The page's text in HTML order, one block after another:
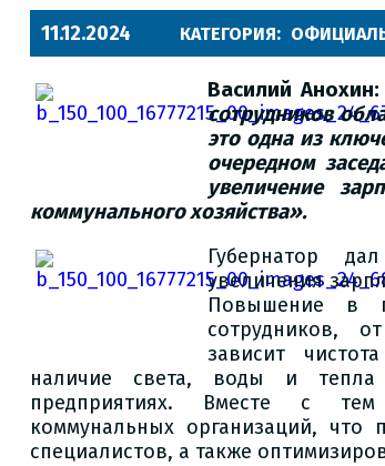
11.12.2024 КАТЕГОРИЯ:
Василий Анохин:
сотрудников
это одна из
очередном
увеличение
коммунального хозяйства».
Губернатор
увеличения
Повышение в
сотрудников,
зависит
наличие света, воды и
предприятиях. Вместе с тем
коммунальных организаций, что
специалистов, а также